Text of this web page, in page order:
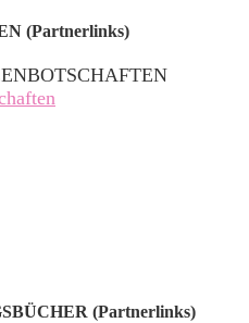
(Partnerlinks)
(Partnerlinks)